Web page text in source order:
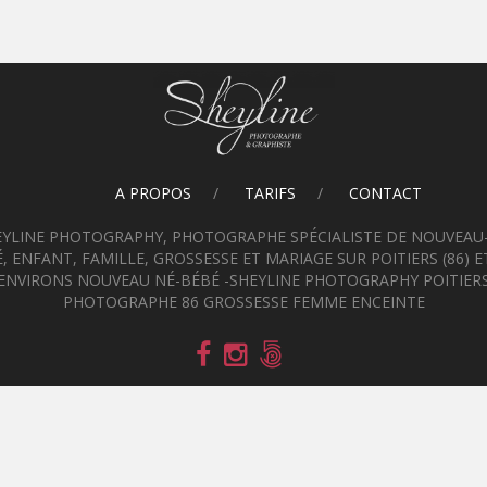
A PROPOS TARIFS CONTACT
PHOTOGRAPHY, PHOTOGRAPHE SPÉCIALISTE DE
ENFANT, FAMILLE, GROSSESSE ET MARIAGE SUR POITIERS (86)
ENVIRONS NOUVEAU NÉ-BÉBÉ -SHEYLINE PHOTOGRAPHY
PHOTOGRAPHE 86 GROSSESSE FEMME ENCEINTE